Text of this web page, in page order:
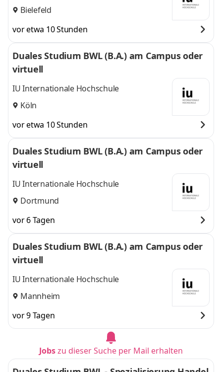
Bielefeld
vor etwa 10 Stunden
Duales Studium BWL (B.A.) am Campus oder
virtuell
IU Internationale Hochschule
Köln
vor etwa 10 Stunden
Duales Studium BWL (B.A.) am Campus oder
virtuell
IU Internationale Hochschule
Dortmund
vor 6 Tagen
Duales Studium BWL (B.A.) am Campus oder
virtuell
IU Internationale Hochschule
Mannheim
vor 9 Tagen
Jobszu dieser Suche per Mail erhalten